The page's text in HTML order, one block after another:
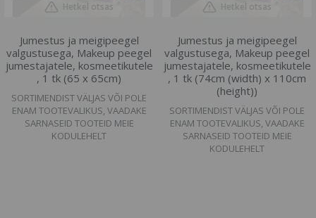
Hetkel otsas
Jumestus ja meigipeegel
valgustusega, Makeup peegel
jumestajatele, kosmeetikutele
, 1 tk (65 x 65cm)
SORTIMENDIST VÄLJAS VÕI POLE
ENAM TOOTEVALIKUS, VAADAKE
SARNASEID TOOTEID MEIE
KODULEHELT
Hetkel otsas
Jumestus ja meigipeegel
valgustusega, Makeup peegel
jumestajatele, kosmeetikutele
, 1 tk (74cm (width) x 110cm
(height))
SORTIMENDIST VÄLJAS VÕI POLE
ENAM TOOTEVALIKUS, VAADAKE
SARNASEID TOOTEID MEIE
KODULEHELT